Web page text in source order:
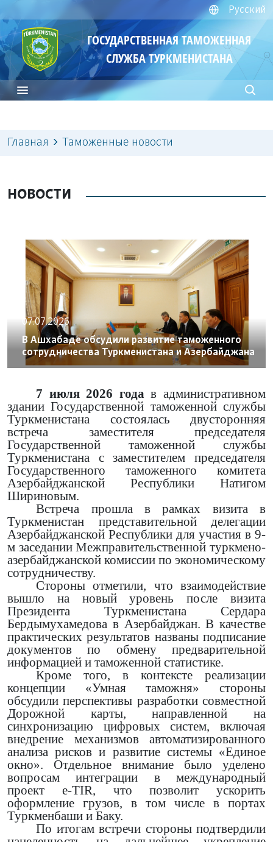
Русский
ГОСУДАРСТВЕННАЯ ТАМОЖЕННАЯ
СЛУЖБА ТУРКМЕНИСТАНА
Главная Таможенные новости
НОВОСТИ
07.07.2026
В Ашхабаде обсудили развитие таможенного
сотрудничества Туркменистана и Азербайджана
7 июля 2026 годав административном
здании Государственной таможенной службы
Туркменистана состоялась двусторонняя
встреча заместителя председателя
Государственной таможенной службы
Туркменистана с заместителем председателя
Государственного таможенного комитета
Азербайджанской Республики Натигом
Шириновым.
Встреча прошла в рамках визита в
Туркменистан представительной делегации
Азербайджанской Республики для участия в 9-
м заседании Межправительственной туркмено-
азербайджанской комиссии по экономическому
сотрудничеству.
Стороны отметили, что взаимодействие
вышло на новый уровень после визита
Президента Туркменистана Сердара
Бердымухамедова в Азербайджан. В качестве
практических результатов названы подписание
документов по обмену предварительной
информацией и таможенной статистике.
Кроме того, в контексте реализации
концепции «Умная таможня» стороны
обсудили перспективы разработки совместной
Дорожной карты, направленной на
синхронизацию цифровых систем, включая
внедрение механизмов автоматизированного
анализа рисков и развитие системы «Единое
окно». Отдельное внимание было уделено
вопросам интеграции в международный
проект e-TIR, что позволит ускорить
оформление грузов, в том числе в портах
Туркменбаши и Баку.
По итогам встречи стороны подтвердили